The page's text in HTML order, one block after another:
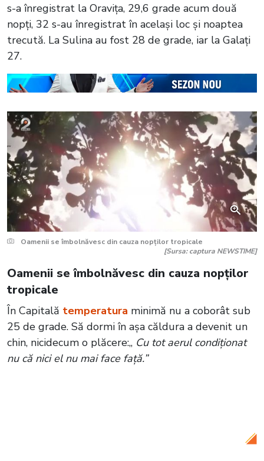
s-a înregistrat la Oravița, 29,6 grade acum două
nopți, 32 s-au înregistrat în același loc și noaptea
trecută. La Sulina au fost 28 de grade, iar la Galați
27.
Oamenii se îmbolnăvesc din cauza nopților tropicale
[Sursa: captura NEWSTIME]
Oamenii se îmbolnăvesc din cauza nopților
tropicale
În Capitală temperatura minimă nu a coborât sub
25 de grade. Să dormi în așa căldura a devenit un
chin, nicidecum o plăcere:„ Cu tot aerul condiționat
nu că nici el nu mai face față.”